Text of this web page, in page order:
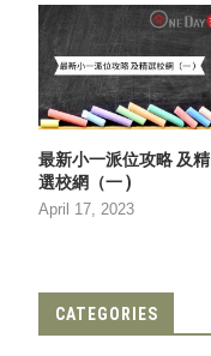
大埔寶湖花園503萬易
February 24, 2020
最新小一派位攻略 及精
選校網（一 )
April 17, 2023
CATEGORIES